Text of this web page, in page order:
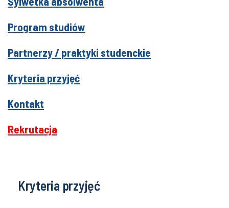
Program studiów
Partnerzy / praktyki studenckie
Kryteria przyjęć
Kontakt
Rekrutacja
Kryteria przyjęć